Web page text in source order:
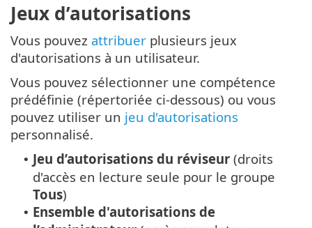
Jeux d’autorisations
Vous pouvez attribuer plusieurs jeux
d'autorisations à un utilisateur.
Vous pouvez sélectionner une compétence
prédéfinie (répertoriée ci-dessous) ou vous
pouvez utiliser un jeu d'autorisations
personnalisé.
• Jeu d’autorisations du réviseur (droits
d'accès en lecture seule pour le groupe
Tous)
• Ensemble d'autorisations de